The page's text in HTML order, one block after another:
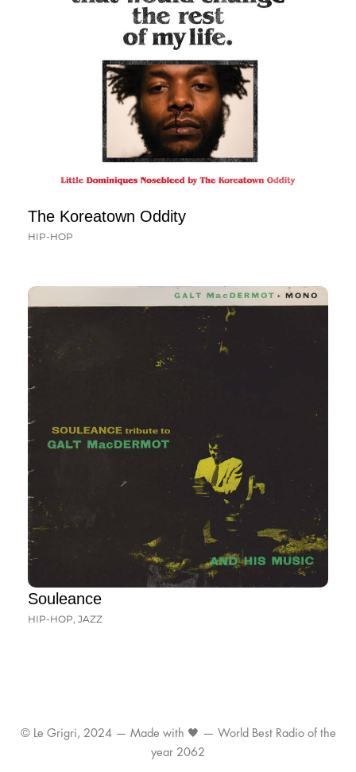
The Koreatown Oddity
HIP-HOP
Souleance
HIP-HOP JAZZ
© Le Grigri, 2024 — Made with 🖤 — World Best Radio of the
year 2062